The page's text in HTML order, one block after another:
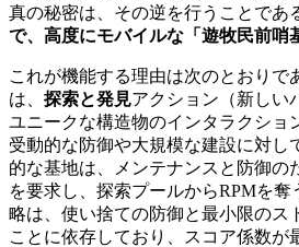
真の秘密は、その逆を行うことであ
で、高度にモバイルな「遊牧民前哨
これが機能する理由は次のとおりで
は、 探索と発見アクション（新しい
ユニークな構造物のインタラクショ
受動的な防御や大規模な建設に対し
的な基地は、メンテナンスと防御の
を要求し、探索プールからRPMを
略は、使い捨ての防御と最小限のス
ことに依存しており、スコア係数が